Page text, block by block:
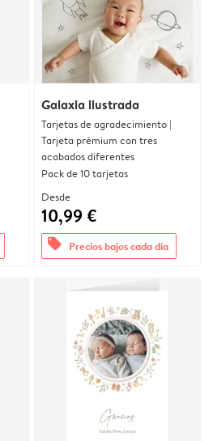
Galaxia ilustrada
Tarjetas de agradecimiento |
Tarjeta prémium con tres
acabados diferentes
Pack de 10 tarjetas
Desde
10,99 €
offers Precios bajos cada día